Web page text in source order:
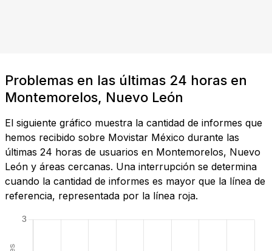
Problemas en las últimas 24 horas en
Montemorelos, Nuevo León
El siguiente gráfico muestra la cantidad de informes que
hemos recibido sobre Movistar México durante las
últimas 24 horas de usuarios en Montemorelos, Nuevo
León y áreas cercanas. Una interrupción se determina
cuando la cantidad de informes es mayor que la línea de
referencia, representada por la línea roja.